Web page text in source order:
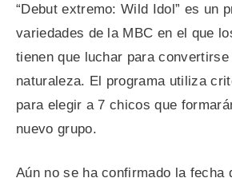
“Debut extremo: Wild Idol” es un
variedades de la MBC en el que
tienen que luchar para
naturaleza. El programa utiliza
para elegir a 7 chicos que
nuevo grupo.
Aún no se ha confirmado la fecha